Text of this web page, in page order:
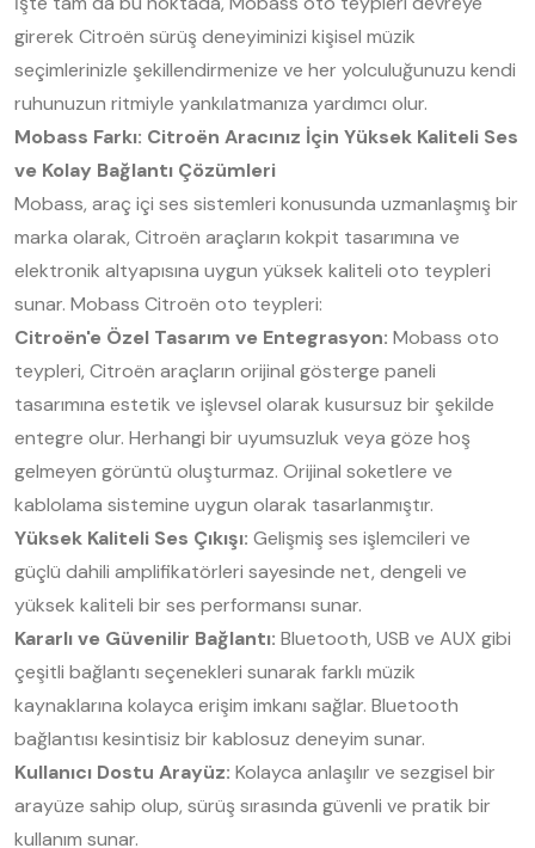
girerek Citroën sürüş deneyiminizi kişisel müzik
seçimlerinizle şekillendirmenize ve her yolculuğunuzu kendi
ruhunuzun ritmiyle yankılatmanıza yardımcı olur.
Mobass Farkı: Citroën Aracınız İçin Yüksek Kaliteli Ses
ve Kolay Bağlantı Çözümleri
Mobass, araç içi ses sistemleri konusunda uzmanlaşmış bir
marka olarak, Citroën araçların kokpit tasarımına ve
elektronik altyapısına uygun yüksek kaliteli oto teypleri
sunar. Mobass Citroën oto teypleri:
Citroën'e Özel Tasarım ve Entegrasyon: Mobass oto
teypleri, Citroën araçların orijinal gösterge paneli
tasarımına estetik ve işlevsel olarak kusursuz bir şekilde
entegre olur. Herhangi bir uyumsuzluk veya göze hoş
gelmeyen görüntü oluşturmaz. Orijinal soketlere ve
kablolama sistemine uygun olarak tasarlanmıştır.
Yüksek Kaliteli Ses Çıkışı: Gelişmiş ses işlemcileri ve
güçlü dahili amplifikatörleri sayesinde net, dengeli ve
yüksek kaliteli bir ses performansı sunar.
Kararlı ve Güvenilir Bağlantı: Bluetooth, USB ve AUX gibi
çeşitli bağlantı seçenekleri sunarak farklı müzik
kaynaklarına kolayca erişim imkanı sağlar. Bluetooth
bağlantısı kesintisiz bir kablosuz deneyim sunar.
Kullanıcı Dostu Arayüz: Kolayca anlaşılır ve sezgisel bir
arayüze sahip olup, sürüş sırasında güvenli ve pratik bir
kullanım sunar.